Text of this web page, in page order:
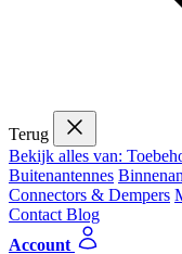
Terug
Bekijk alles van:
Buitenantennes
Connectors & Dempers
Contact Blog
Account